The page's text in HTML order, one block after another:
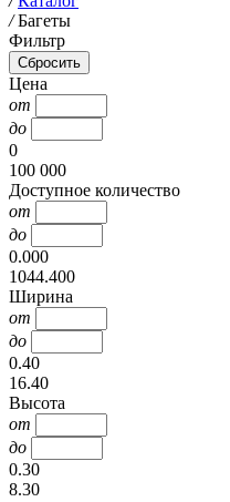
/ Багеты
Фильтр
Цена
от
до
0
100 000
Доступное количество
от
до
0.000
1044.400
Ширина
от
до
0.40
16.40
Высота
от
до
0.30
8.30